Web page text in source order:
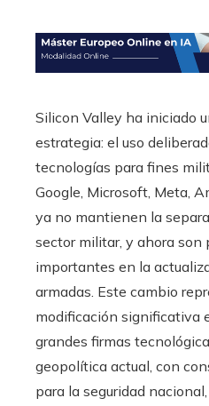
Silicon Valley ha iniciado
estrategia: el uso
tecnologías para fines
Google, Microsoft, Meta,
ya no mantienen la
sector militar, y ahora son
importantes en la
armadas. Este cambio
modificación significativa
grandes firmas
geopolítica actual, con
para la seguridad